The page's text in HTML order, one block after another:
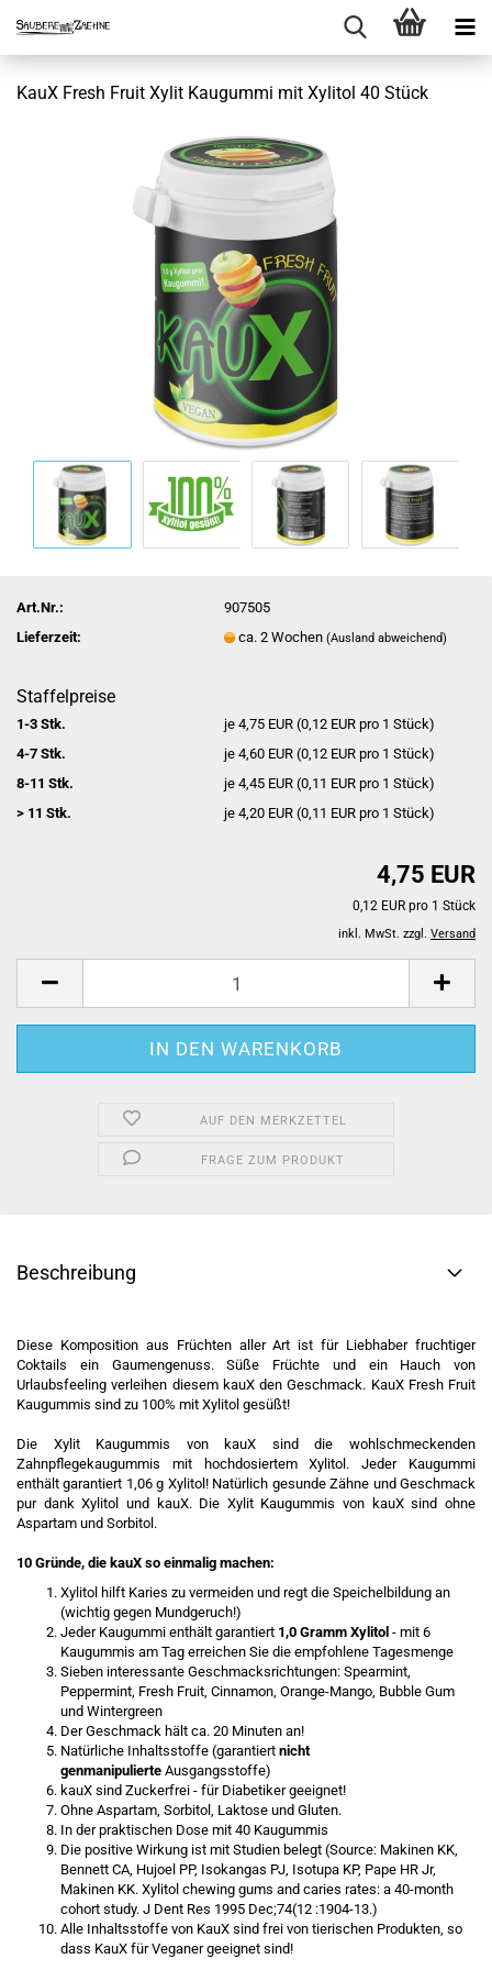
KauX Fresh Fruit Xylit Kaugummi mit Xylitol 40 Stück
Art.Nr.:
907505
Lieferzeit:
ca. 2 Wochen(Ausland abweichend)
Staffelpreise
1-3 Stk.
je 4,75 EUR (0,12 EUR pro 1 Stück)
4-7 Stk.
je 4,60 EUR (0,12 EUR pro 1 Stück)
8-11 Stk.
je 4,45 EUR (0,11 EUR pro 1 Stück)
> 11 Stk.
je 4,20 EUR (0,11 EUR pro 1 Stück)
4,75 EUR
0,12 EUR pro 1 Stück
inkl. MwSt. zzgl. Versand
AUF DEN MERKZETTEL
FRAGE ZUM PRODUKT
Beschreibung
Diese Komposition aus Früchten aller Art ist für Liebhaber fruchtiger
Coktails ein Gaumengenuss. Süße Früchte und ein Hauch von
Urlaubsfeeling verleihen diesem kauX den Geschmack. KauX Fresh Fruit
Kaugummis sind zu 100% mit Xylitol gesüßt!
Die Xylit Kaugummis von kauX sind die wohlschmeckenden
Zahnpflegekaugummis mit hochdosiertem Xylitol. Jeder Kaugummi
enthält garantiert 1,06 g Xylitol! Natürlich gesunde Zähne und Geschmack
pur dank Xylitol und kauX. Die Xylit Kaugummis von kauX sind ohne
Aspartam und Sorbitol.
10 Gründe, die kauX so einmalig machen:
Xylitol hilft Karies zu vermeiden und regt die Speichelbildung an
(wichtig gegen Mundgeruch!)
Jeder Kaugummi enthält garantiert 1,0 Gramm Xylitol - mit 6
Kaugummis am Tag erreichen Sie die empfohlene Tagesmenge
Sieben interessante Geschmacksrichtungen: Spearmint,
Peppermint, Fresh Fruit, Cinnamon, Orange-Mango, Bubble Gum
und Wintergreen
Der Geschmack hält ca. 20 Minuten an!
Natürliche Inhaltsstoffe (garantiert nicht
genmanipulierte Ausgangsstoffe)
kauX sind Zuckerfrei - für Diabetiker geeignet!
Ohne Aspartam, Sorbitol, Laktose und Gluten.
In der praktischen Dose mit 40 Kaugummis
Die positive Wirkung ist mit Studien belegt (Source: Makinen KK,
Bennett CA, Hujoel PP, Isokangas PJ, Isotupa KP, Pape HR Jr,
Makinen KK. Xylitol chewing gums and caries rates: a 40-month
cohort study. J Dent Res 1995 Dec;74(12 :1904-13.)
Alle Inhaltsstoffe von KauX sind frei von tierischen Produkten, so
dass KauX für Veganer geeignet sind!